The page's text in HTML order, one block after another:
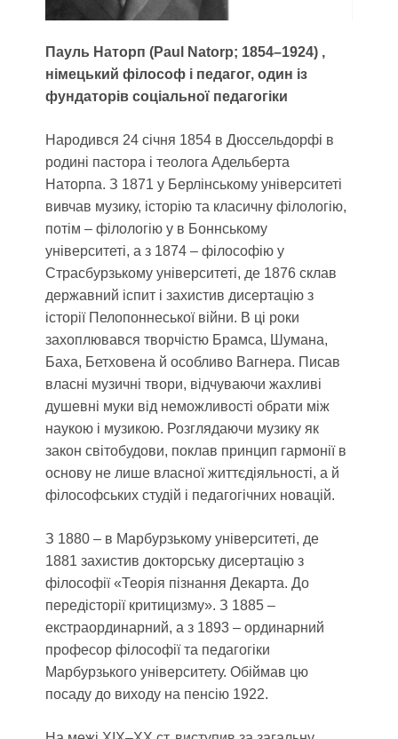
Пауль Наторп (Paul Natorp; 1854–1924) ,
німецький філософ і педагог, один із
фундаторів соціальної педагогіки
Народився 24 січня 1854 в Дюссельдорфі в
родині пастора і теолога Адельберта
Наторпа. З 1871 у Берлінському університеті
вивчав музику, історію та класичну філологію,
потім – філологію у в Боннському
університеті, а з 1874 – філософію у
Страсбурзькому університеті, де 1876 склав
державний іспит і захистив дисертацію з
історії Пелопоннеської війни. В ці роки
захоплювався творчістю Брамса, Шумана,
Баха, Бетховена й особливо Вагнера. Писав
власні музичні твори, відчуваючи жахливі
душевні муки від неможливості обрати між
наукою і музикою. Розглядаючи музику як
закон світобудови, поклав принцип гармонії в
основу не лише власної життєдіяльності, а й
філософських студій і педагогічних новацій.
З 1880 – в Марбурзькому університеті, де
1881 захистив докторську дисертацію з
філософії «Теорія пізнання Декарта. До
передісторії критицизму». З 1885 –
екстраординарний, а з 1893 – ординарний
професор філософії та педагогіки
Марбурзького університету. Обіймав цю
посаду до виходу на пенсію 1922.